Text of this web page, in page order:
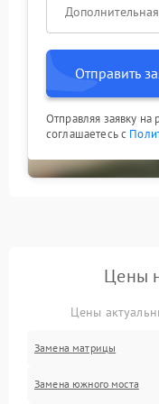
Отправить
Отправляя заявку
соглашаетесь с
Цены
Цены
Замена матрицы
Замена южного моста